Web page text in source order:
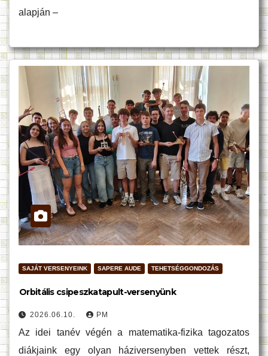
alapján –
SAJÁT VERSENYEINK SAPERE AUDE TEHETSÉGGONDOZÁS
Orbitális csipeszkatapult-versenyünk
2026.06.10. PM
Az idei tanév végén a matematika-fizika tagozatos
diákjaink egy olyan háziversenyben vettek részt,